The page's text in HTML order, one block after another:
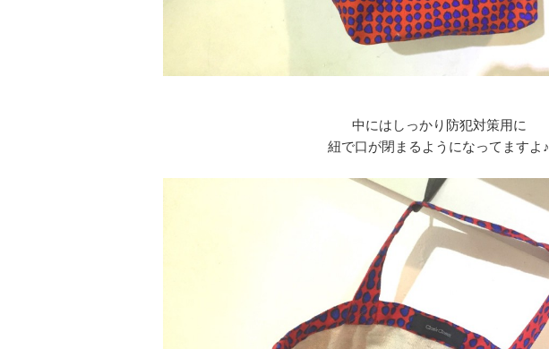
中にはしっかり防犯対策用に
紐で口が閉まるようになってますよ♪